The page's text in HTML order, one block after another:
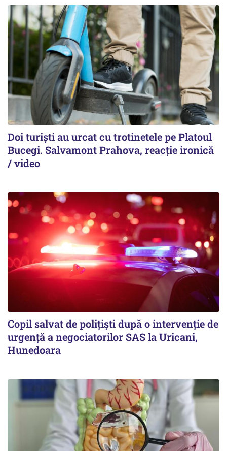
Doi turiști au urcat cu trotinetele pe Platoul
Bucegi. Salvamont Prahova, reacție ironică
/ video
Copil salvat de polițiști după o intervenție de
urgență a negociatorilor SAS la Uricani,
Hunedoara